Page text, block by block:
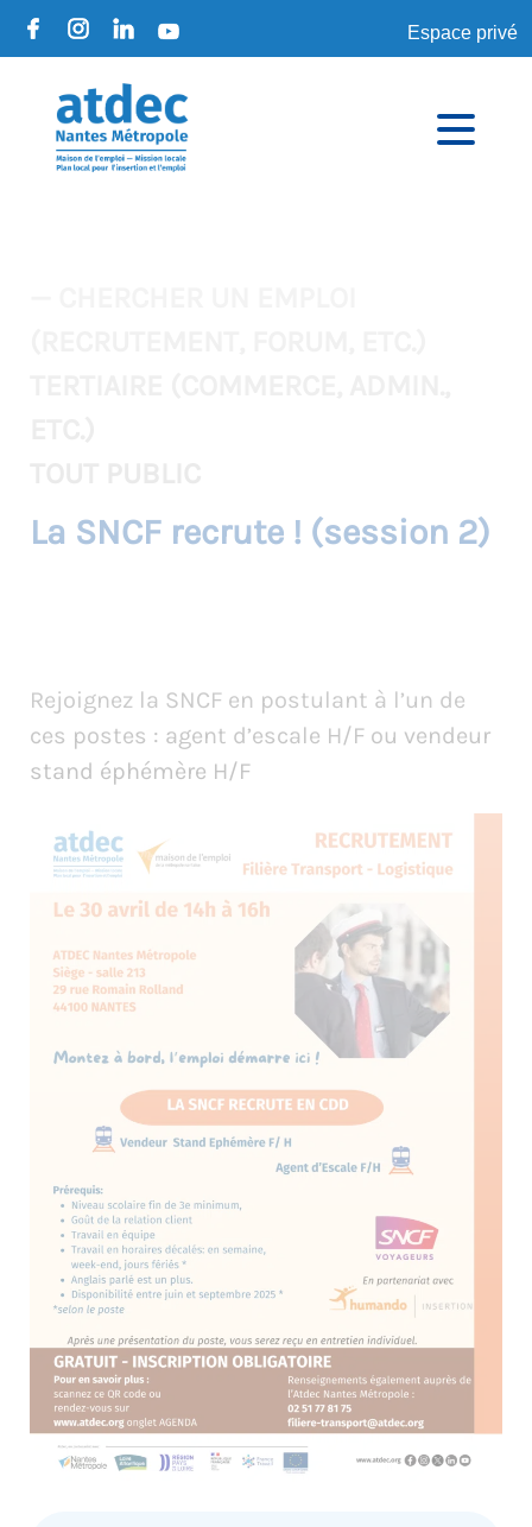
Espace privé
La SNCF recrute ! (session 2)
Rejoignez la SNCF en postulant à l’un de
ces postes : agent d’escale H/F ou vendeur
stand éphémère H/F